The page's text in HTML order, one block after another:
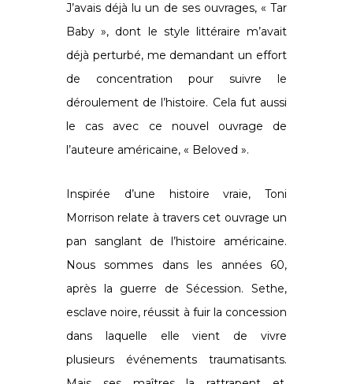
J’avais déjà lu un de ses ouvrages, « Tar
Baby », dont le style littéraire m’avait
déjà perturbé, me demandant un effort
de concentration pour suivre le
déroulement de l’histoire. Cela fut aussi
le cas avec ce nouvel ouvrage de
l’auteure américaine, « Beloved ».
Inspirée d’une histoire vraie, Toni
Morrison relate à travers cet ouvrage un
pan sanglant de l’histoire américaine.
Nous sommes dans les années 60,
après la guerre de Sécession. Sethe,
esclave noire, réussit à fuir la concession
dans laquelle elle vient de vivre
plusieurs événements traumatisants.